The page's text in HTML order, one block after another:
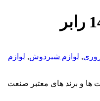
, لوازم شیردوش, لوازم
ها و برند های معتبر صنعت